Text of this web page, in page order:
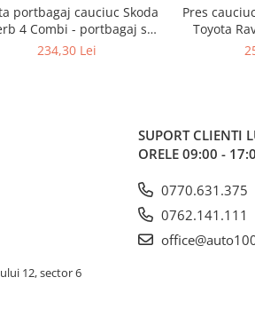
portbagaj cauciuc Skoda
4 Combi - portbagaj sus
(Rigum)
234,30 Lei
Pres
Toyota
2018,
12, sector 6
SUPORT CLIENTI
ORELE 09:00 -
0770.631.375
0762.141.111